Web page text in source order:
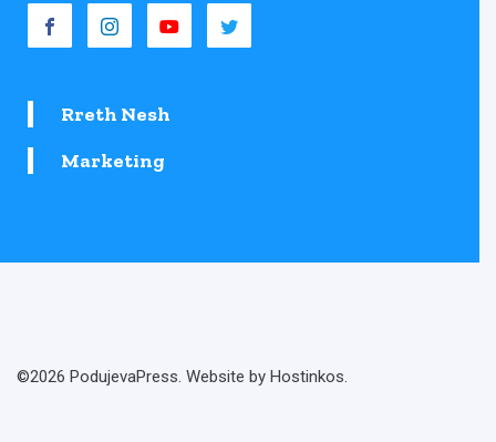
Rreth Nesh
Marketing
©2026 PodujevaPress. Website by Hostinkos.